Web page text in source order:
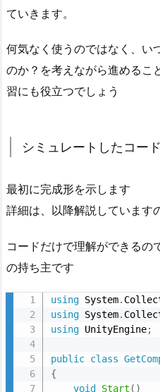
て
よ
う
シ
ュ
レ
ト
し
コ
（最
終）
ていきます。
何気なく使うのではなく、い
のか？を考えながら進めるこ
習にも役立つでしょう
シミュレートしたコード
最初に完成形を示します
詳細は、以降解説しています
コードだけで理解ができるの
の持ち主です
using System.
using System.
using UnityEngine;
public class
{
void
Start ( )